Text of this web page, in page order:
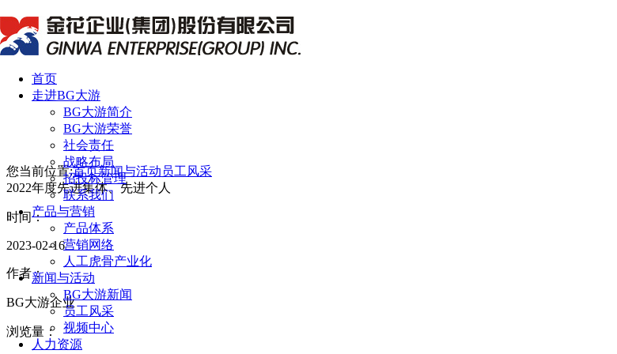
首页
走进BG大游
BG大游简介
BG大游荣誉
社会责任
战略布局
招投标管理
联系我们
产品与营销
产品体系
营销网络
人工虎骨产业化
新闻与活动
BG大游新闻
员工风采
视频中心
人力资源
您当前位置:首页新闻与活动 员工风采
2022年度先进集体、先进个人
时间：
2023-02-16
作者：
BG大游企业
浏览量：